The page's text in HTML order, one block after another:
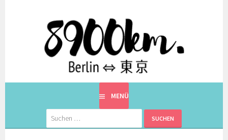
8900KM. BERLIN ⇔ 東京
EINE BERLINERIN IN JAPAN. MIT EINEM JAPANER.
MENÜ
Suchen
nach: